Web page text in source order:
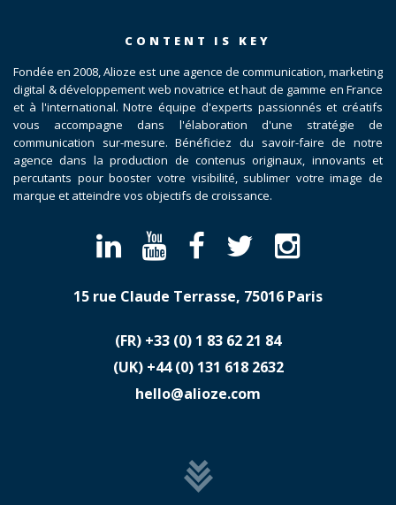
CONTENT IS KEY
Fondée en 2008, Alioze est une agence de communication, marketing
digital & développement web novatrice et haut de gamme en France
et à l'international. Notre équipe d'experts passionnés et créatifs
vous accompagne dans l'élaboration d'une stratégie de
communication sur-mesure. Bénéficiez du savoir-faire de notre
agence dans la production de contenus originaux, innovants et
percutants pour booster votre visibilité, sublimer votre image de
marque et atteindre vos objectifs de croissance.
15 rue Claude Terrasse, 75016 Paris
(FR) ​+33 (0) 1 83 62 21 84
(UK) ​+44 (0) 131 618 2632
hello@alioze.com